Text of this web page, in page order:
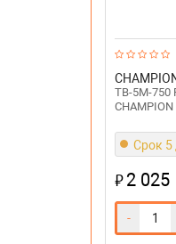
TB-5M-750
Срок 5
₽2 025
-